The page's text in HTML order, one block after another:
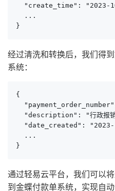
"create_time": "2023-
  ...
}
经过清洗和转换后，我们得
系统：
{
"description": "行政报
"date_created":
  ...
}
通过轻易云平台，我们可以
到金蝶付款单系统，实现自